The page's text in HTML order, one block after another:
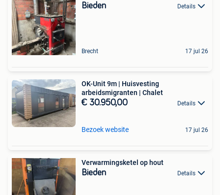
Bieden Details
Brecht 17 jul 26
OK-Unit 9m | Huisvesting
arbeidsmigranten | Chalet
€ 30.950,00 Details
Bezoek website 17 jul 26
Verwarmingsketel op hout
Bieden Details